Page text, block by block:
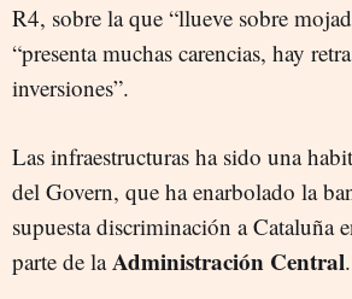
R4, sobre la que “llueve sobre
“presenta muchas carencias, hay
inversiones”.
Las infraestructuras ha sido una
del Govern, que ha enarbolado la
supuesta discriminación a Cataluña
parte de laAdministración Central.